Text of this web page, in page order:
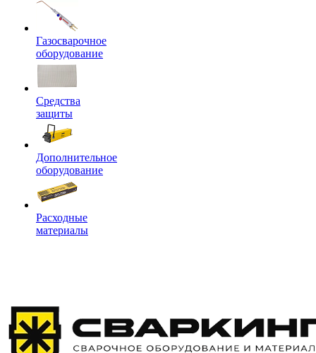
Газосварочное
оборудование
Средства
защиты
Дополнительное
оборудование
Расходные
материалы